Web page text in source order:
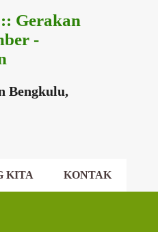
konten utama
Gerakan
-
Bengkulu,
KITA KONTAK